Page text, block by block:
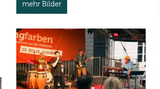
mehr Bilder